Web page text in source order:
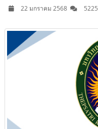
22 มกราคม 2568 5225